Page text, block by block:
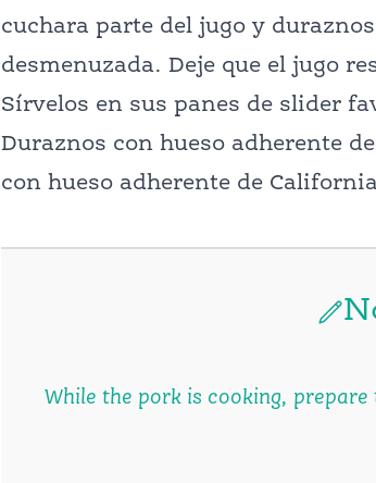
cuchara parte del jugo y
desmenuzada. Deje que el jugo
Sírvelos en sus panes de slider
Duraznos con hueso adherente
con hueso adherente de
While the pork is cooking, prepare